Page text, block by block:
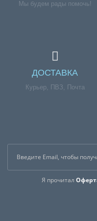
Мы будем рады помочь!
ДОСТАВКА
Курьер, ПВЗ, Почта
Я прочитал